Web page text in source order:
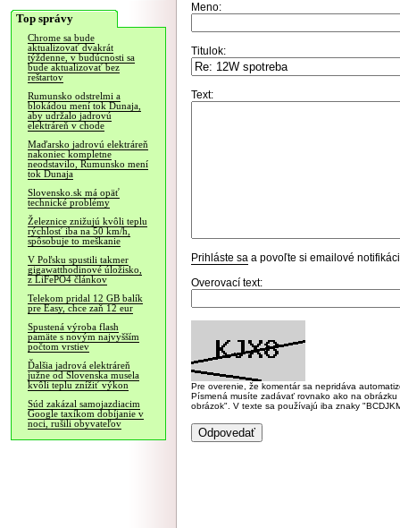
Top správy
Chrome sa bude
aktualizovať dvakrát
týždenne, v budúcnosti sa
bude aktualizovať bez
reštartov
Rumunsko odstrelmi a
blokádou mení tok Dunaja,
aby udržalo jadrovú
elektráreň v chode
Maďarsko jadrovú elektráreň
nakoniec kompletne
neodstavilo, Rumunsko mení
tok Dunaja
Slovensko.sk má opäť
technické problémy
Železnice znižujú kvôli teplu
rýchlosť iba na 50 km/h,
spôsobuje to meškanie
V Poľsku spustili takmer
gigawatthodinové úložisko,
z LiFePO4 článkov
Telekom pridal 12 GB balík
pre Easy, chce zaň 12 eur
Spustená výroba flash
pamäte s novým najvyšším
počtom vrstiev
Ďalšia jadrová elektráreň
južne od Slovenska musela
kvôli teplu znížiť výkon
Súd zakázal samojazdiacim
Google taxíkom dobíjanie v
noci, rušili obyvateľov
Meno:
Titulok:
Text:
Prihláste sa a povoľte si emailové
Overovací text:
Pre overenie, že komentár sa nepridáva
Písmená musíte zadávať rovnako ako na
obrázok". V texte sa používajú iba znaky